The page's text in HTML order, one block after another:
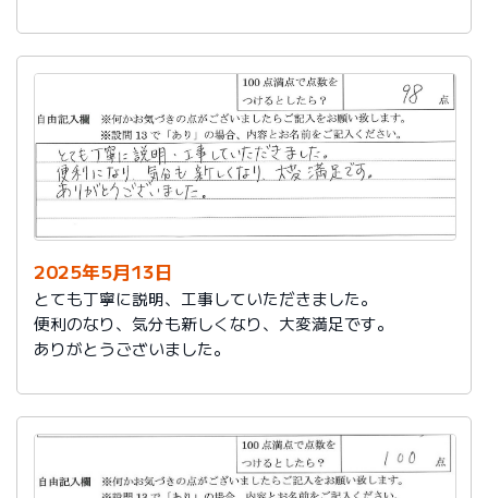
2025年5月13日
とても丁寧に説明、工事していただきました。
便利のなり、気分も新しくなり、大変満足です。
ありがとうございました。